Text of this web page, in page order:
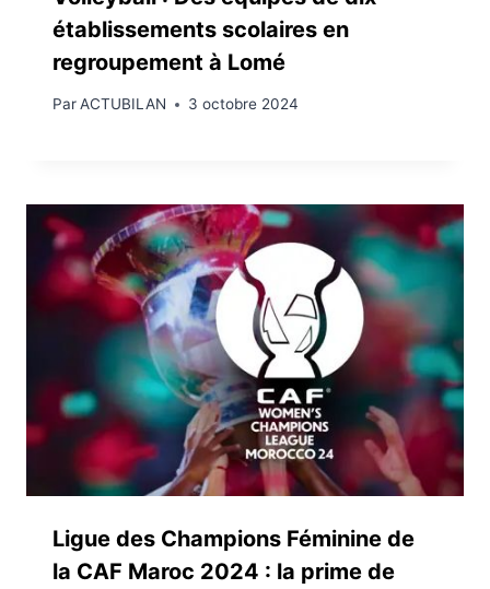
établissements scolaires en
regroupement à Lomé
ParACTUBILAN 3 octobre 2024
Ligue des Champions Féminine de
la CAF Maroc 2024 : la prime de